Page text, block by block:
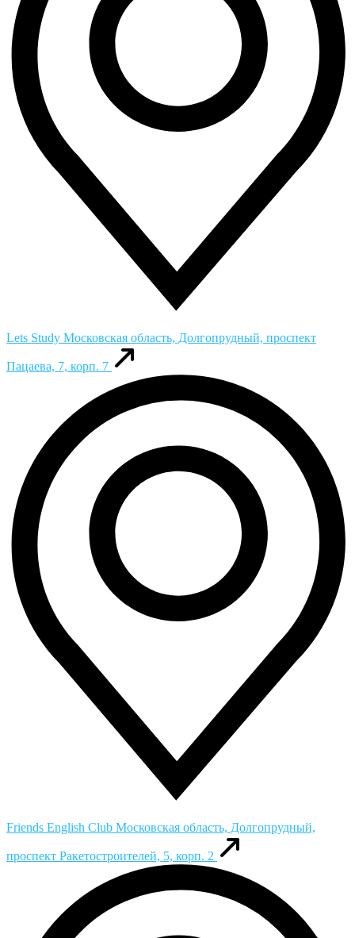
Lets Study Московская область, Долгопрудный, проспект
Пацаева, 7, корп. 7
Friends English Club Московская область, Долгопрудный,
проспект Ракетостроителей, 5, корп. 2